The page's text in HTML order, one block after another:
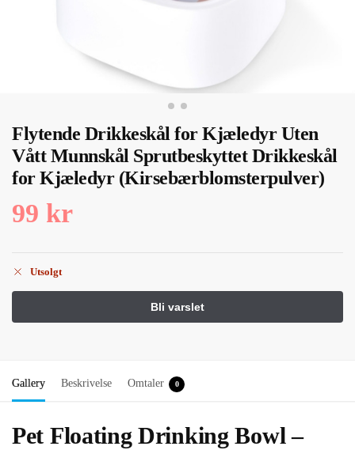
Flytende Drikkeskål for Kjæledyr Uten
Vått Munnskål Sprutbeskyttet Drikkeskål
for Kjæledyr (Kirsebærblomsterpulver)
99 kr
Utsolgt
Gallery Beskrivelse Omtaler 0
Pet Floating Drinking Bowl –